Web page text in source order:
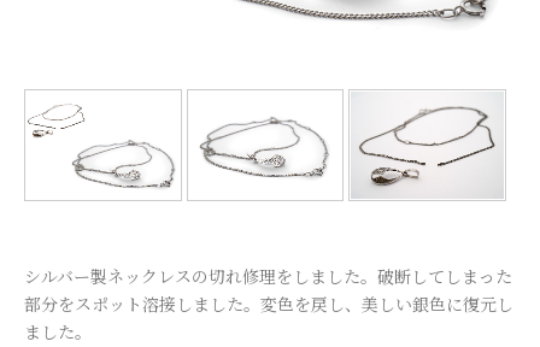
シルバー製ネックレスの切れ修理をしました。破断してしまった
部分をスポット溶接しました。変色を戻し、美しい銀色に復元し
ました。